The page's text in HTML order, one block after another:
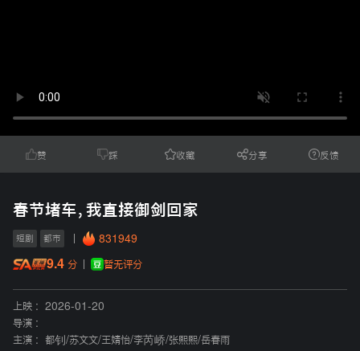
赞 踩 收藏 分享 反馈
春节堵车，我直接御剑回家
短剧 都市 831949
9.4 分 暂无评分
上映 :
2026-01-20
导演 :
主演 :
都钊 /苏文文/王婧怡/李芮峤/张熙熙/岳春雨